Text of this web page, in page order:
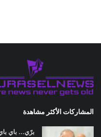
المشاركات الأكثر مشاهدة
برّي... باي